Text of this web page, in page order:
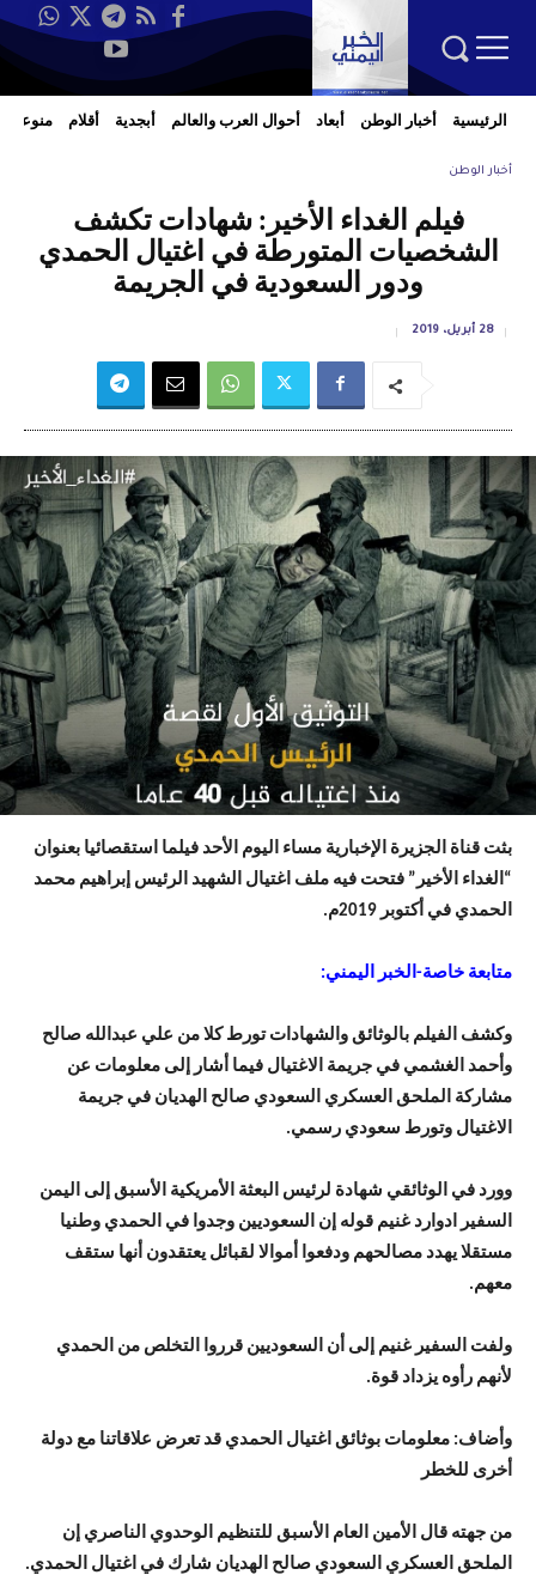
الرئيسية أخبار الوطن أبعاد أحوال العرب والعالم أبجدية أقلام منوعات
أخبار الوطن
فيلم الغداء الأخير: شهادات تكشف
الشخصيات المتورطة في اغتيال الحمدي
ودور السعودية في الجريمة
28 أبريل، 2019
بثت قناة الجزيرة الإخبارية مساء اليوم الأحد فيلما استقصائيا بعنوان
“الغداء الأخير” فتحت فيه ملف اغتيال الشهيد الرئيس إبراهيم محمد
الحمدي في أكتوبر 2019م.
متابعة خاصة-الخبر اليمني:
وكشف الفيلم بالوثائق والشهادات تورط كلا من علي عبدالله صالح
وأحمد الغشمي في جريمة الاغتيال فيما أشار إلى معلومات عن
مشاركة الملحق العسكري السعودي صالح الهديان في جريمة
الاغتيال وتورط سعودي رسمي.
وورد في الوثائقي شهادة لرئيس البعثة الأمريكية الأسبق إلى اليمن
السفير ادوارد غنيم قوله إن السعوديين وجدوا في الحمدي وطنيا
مستقلا يهدد مصالحهم ودفعوا أموالا لقبائل يعتقدون أنها ستقف
معهم.
ولفت السفير غنيم إلى أن السعوديين قرروا التخلص من الحمدي
لأنهم رأوه يزداد قوة.
وأضاف: معلومات بوثائق اغتيال الحمدي قد تعرض علاقاتنا مع دولة
أخرى للخطر
من جهته قال الأمين العام الأسبق للتنظيم الوحدوي الناصري إن
الملحق العسكري السعودي صالح الهديان شارك في اغتيال الحمدي.